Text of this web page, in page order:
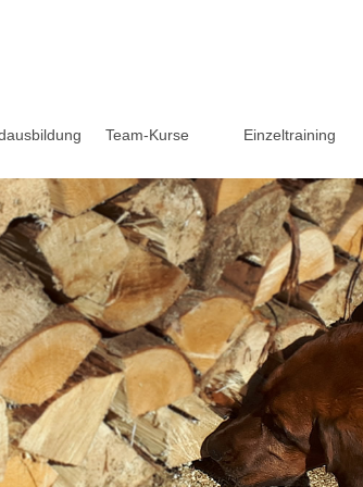
Team-Kurse Einzeltraining